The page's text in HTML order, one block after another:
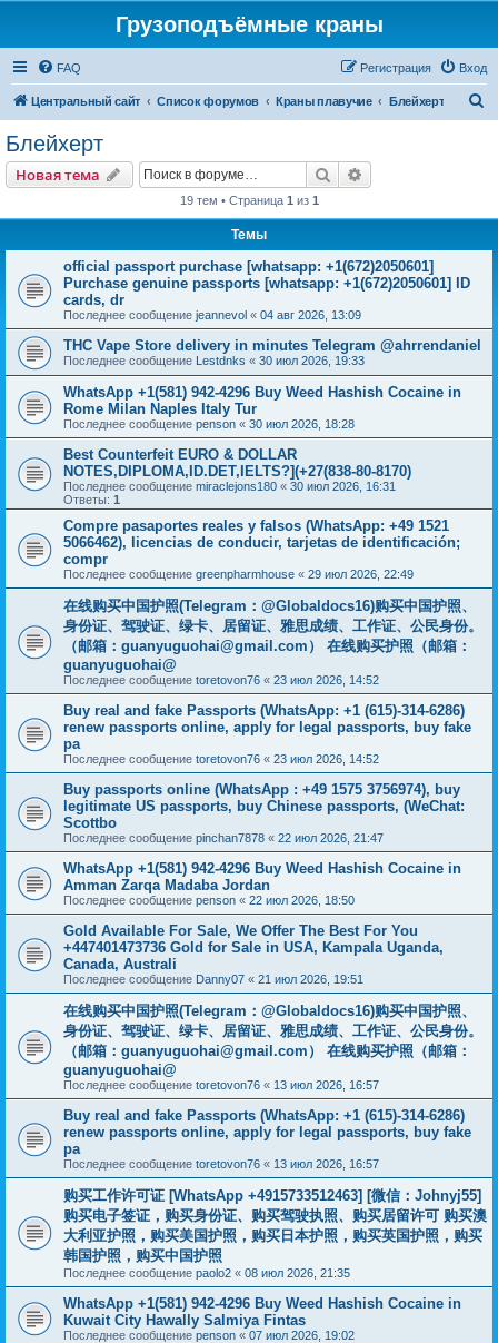
Грузоподъёмные краны
FAQ Вход
Регистрация
Центральный сайт Список форумов Краны плавучие Блейхерт
Блейхерт
Новая тема Поиск
19 тем • Страница 1 из 1
Темы
official passport purchase [whatsapp: +1(672)2050601]
Purchase genuine passports [whatsapp: +1(672)2050601] ID
cards, dr
Последнее сообщение jeannevol « 04 авг 2026, 13:09
THC Vape Store delivery in minutes Telegram @ahrrendaniel
Последнее сообщение Lestdnks « 30 июл 2026, 19:33
WhatsApp +1(581) 942-4296 Buy Weed Hashish Cocaine in
Rome Milan Naples Italy Tur
Последнее сообщение penson « 30 июл 2026, 18:28
Best Counterfeit EURO & DOLLAR
NOTES,DIPLOMA,ID.DET,IELTS?](+27(838-80-8170)
Последнее сообщение miraclejons180 « 30 июл 2026, 16:31
Ответы: 1
Compre pasaportes reales y falsos (WhatsApp: +49 1521
5066462), licencias de conducir, tarjetas de identificación;
compr
Последнее сообщение greenpharmhouse « 29 июл 2026, 22:49
在线购买中国护照(Telegram：@Globaldocs16)购买中国护照、
身份证、驾驶证、绿卡、居留证、雅思成绩、工作证、公民身份。
（邮箱： guanyuguohai@gmail.com ） 在线购买护照（邮箱：
guanyuguohai@
Последнее сообщение toretovon76 « 23 июл 2026, 14:52
Buy real and fake Passports (WhatsApp: +1 (615)-314-6286)
renew passports online, apply for legal passports, buy fake
pa
Последнее сообщение toretovon76 « 23 июл 2026, 14:52
Buy passports online (WhatsApp : +49 1575 3756974), buy
legitimate US passports, buy Chinese passports, (WeChat:
Scottbo
Последнее сообщение pinchan7878 « 22 июл 2026, 21:47
WhatsApp +1(581) 942-4296 Buy Weed Hashish Cocaine in
Amman Zarqa Madaba Jordan
Последнее сообщение penson « 22 июл 2026, 18:50
Gold Available For Sale, We Offer The Best For You
+447401473736 Gold for Sale in USA, Kampala Uganda,
Canada, Australi
Последнее сообщение Danny07 « 21 июл 2026, 19:51
在线购买中国护照(Telegram：@Globaldocs16)购买中国护照、
身份证、驾驶证、绿卡、居留证、雅思成绩、工作证、公民身份。
（邮箱： guanyuguohai@gmail.com ） 在线购买护照（邮箱：
guanyuguohai@
Последнее сообщение toretovon76 « 13 июл 2026, 16:57
Buy real and fake Passports (WhatsApp: +1 (615)-314-6286)
renew passports online, apply for legal passports, buy fake
pa
Последнее сообщение toretovon76 « 13 июл 2026, 16:57
购买工作许可证 [WhatsApp +4915733512463] [微信：Johnyj55]
购买电子签证，购买身份证、购买驾驶执照、购买居留许可 购买澳
大利亚护照，购买美国护照，购买日本护照，购买英国护照，购买
韩国护照，购买中国护照
Последнее сообщение paolo2 « 08 июл 2026, 21:35
WhatsApp +1(581) 942-4296 Buy Weed Hashish Cocaine in
Kuwait City Hawally Salmiya Fintas
Последнее сообщение penson « 07 июл 2026, 19:02